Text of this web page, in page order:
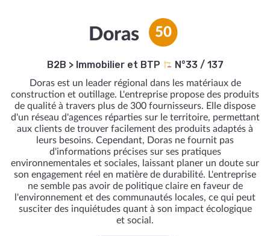
Doras 50
B2B > Immobilier et BTP N°33 / 137
Doras est un leader régional dans les matériaux de
construction et outillage. L'entreprise propose des produits
de qualité à travers plus de 300 fournisseurs. Elle dispose
d'un réseau d'agences réparties sur le territoire, permettant
aux clients de trouver facilement des produits adaptés à
leurs besoins. Cependant, Doras ne fournit pas
d'informations précises sur ses pratiques
environnementales et sociales, laissant planer un doute sur
son engagement réel en matière de durabilité. L'entreprise
ne semble pas avoir de politique claire en faveur de
l'environnement et des communautés locales, ce qui peut
susciter des inquiétudes quant à son impact écologique
et social.